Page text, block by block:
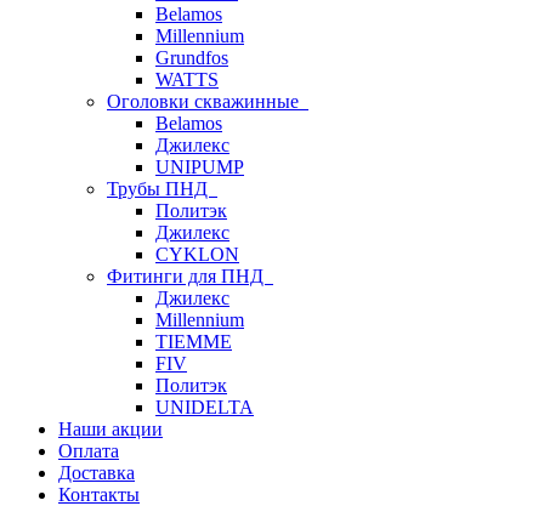
Belamos
Millennium
Grundfos
WATTS
Оголовки скважинные
Belamos
Джилекс
UNIPUMP
Трубы ПНД
Политэк
Джилекс
CYKLON
Фитинги для ПНД
Джилекс
Millennium
TIEMME
FIV
Политэк
UNIDELTA
Наши акции
Оплата
Доставка
Контакты